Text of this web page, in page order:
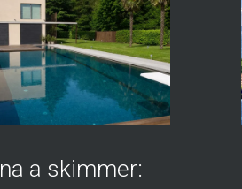
a skimmer: